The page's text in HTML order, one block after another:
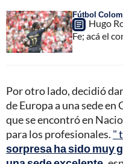
Fútbol
Hugo
Fe; acá el
Por otro lado, decidió
de Europa a una sede
que se encontró en
para los profesionales. "
sorpresa ha sido muy